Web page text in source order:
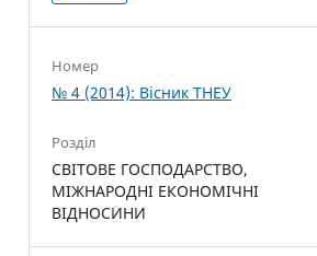
Номер
№ 4 (2014): Вісник ТНЕУ
Розділ
СВІТОВЕ ГОСПОДАРСТВО,
МІЖНАРОДНІ ЕКОНОМІЧНІ
ВІДНОСИНИ